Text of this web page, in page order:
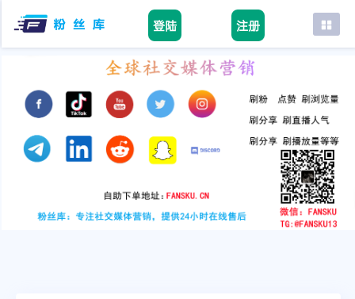
登陆 注册
首页
tiktok
youtube
instagram